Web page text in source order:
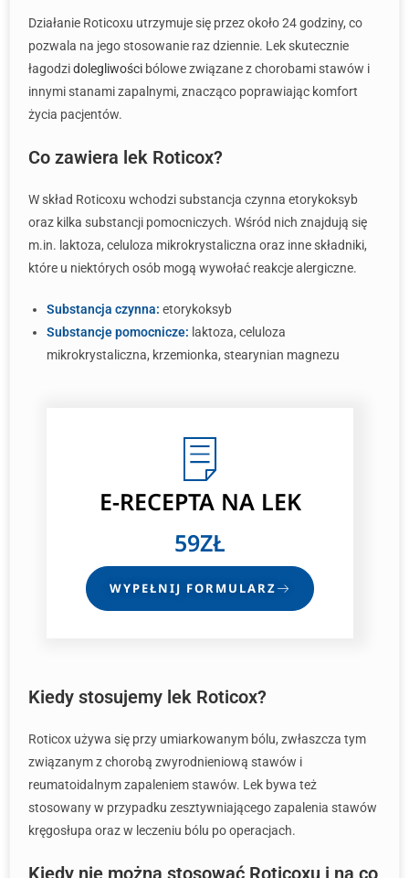
Działanie Roticoxu utrzymuje się przez około 24 godziny, co
pozwala na jego stosowanie raz dziennie. Lek skutecznie
łagodzidolegliwości bólowe związane z chorobami stawów i
innymi stanami zapalnymi, znacząco poprawiając komfort
życia pacjentów.
Co zawiera lek Roticox?
W skład Roticoxu wchodzi substancja czynna etorykoksyb
oraz kilka substancji pomocniczych. Wśród nich znajdują się
m.in. laktoza, celuloza mikrokrystaliczna oraz inne składniki,
które u niektórych osób mogą wywołać reakcje alergiczne.
Substancja czynna: etorykoksyb
Substancje pomocnicze: laktoza, celuloza
mikrokrystaliczna, krzemionka, stearynian magnezu
E-RECEPTANA LEK
59ZŁ
WYPEŁNIJ FORMULARZ
Kiedy stosujemy lek Roticox?
Roticox używa się przy umiarkowanym bólu, zwłaszcza tym
związanym z chorobą zwyrodnieniową stawów i
reumatoidalnym zapaleniem stawów. Lek bywa też
stosowany w przypadku zesztywniającego zapalenia stawów
kręgosłupa oraz w leczeniu bólu po operacjach.
Kiedy nie można stosować Roticoxu i na co